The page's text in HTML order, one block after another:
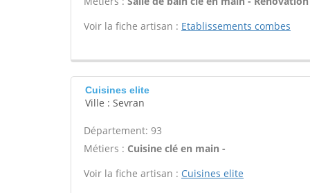
Voir la fiche artisan : Etablissements combes
Cuisines elite
Ville : Sevran
Département: 93
Métiers : Cuisine clé en main -
Voir la fiche artisan : Cuisines elite